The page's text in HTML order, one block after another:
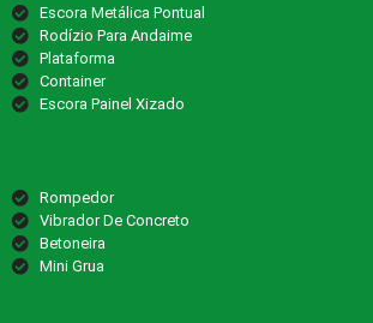
Escora Metálica Pontual
Rodízio Para Andaime
Plataforma
Container
Escora Painel Xizado
Rompedor
Vibrador De Concreto
Betoneira
Mini Grua